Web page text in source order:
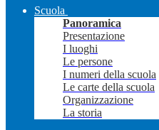
Scuola
Panoramica
Presentazione
I luoghi
Le persone
I numeri della scuola
Le carte della scuola
Organizzazione
La storia